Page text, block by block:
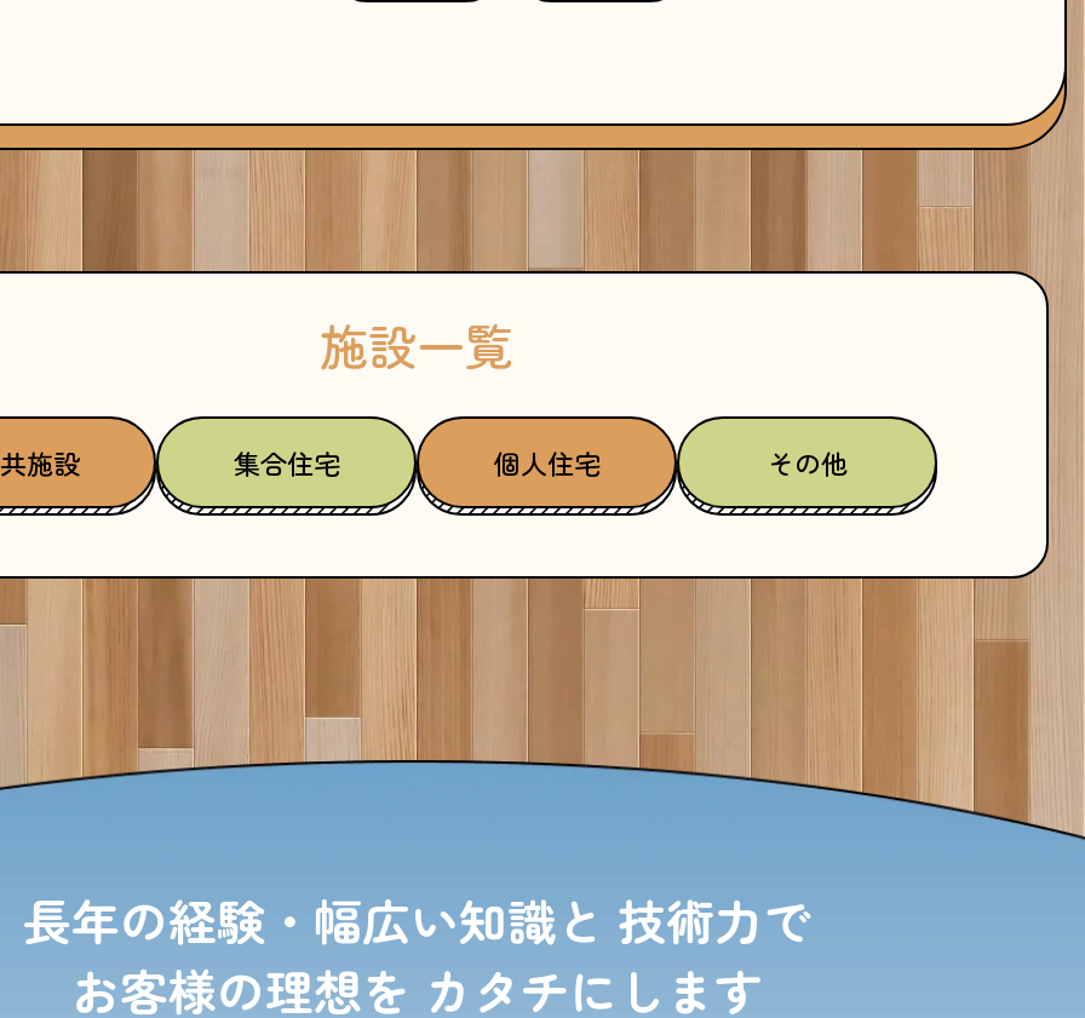
施設一覧
施設 集合住宅 個人住宅 その他
長年の経験・幅広い知識と 技術力で
お客様の理想を カタチにします